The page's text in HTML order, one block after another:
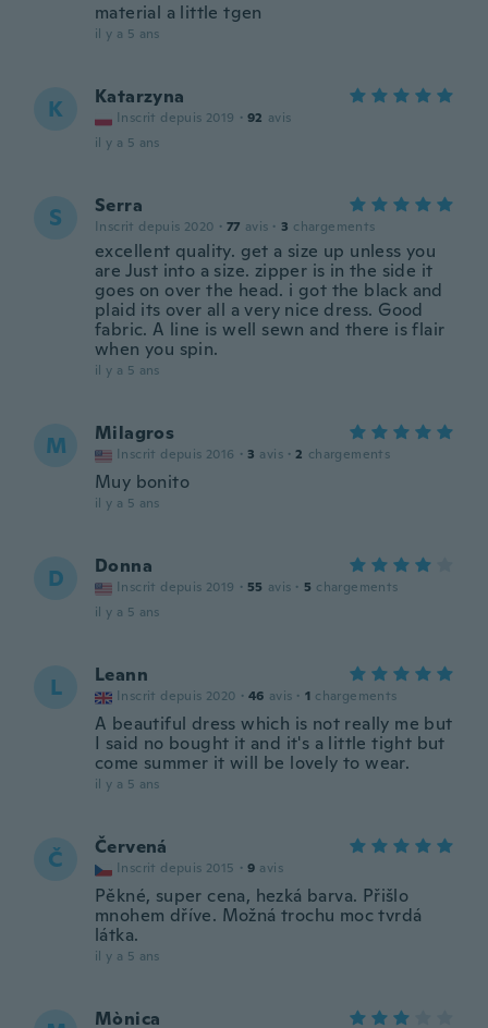
material a little tgen
il y a 5 ans
K Katarzyna
Inscrit depuis 2019 · 92 avis
il y a 5 ans
S Serra
Inscrit depuis 2020 · 77 avis · 3 chargements
excellent quality. get a size up unless you
are Just into a size. zipper is in the side it
goes on over the head. i got the black and
plaid its over all a very nice dress. Good
fabric. A line is well sewn and there is flair
when you spin.
il y a 5 ans
M Milagros
Inscrit depuis 2016 · 3 avis · 2 chargements
Muy bonito
il y a 5 ans
D Donna
Inscrit depuis 2019 · 55 avis · 5 chargements
il y a 5 ans
L Leann
Inscrit depuis 2020 · 46 avis · 1 chargements
A beautiful dress which is not really me but
I said no bought it and it's a little tight but
come summer it will be lovely to wear.
il y a 5 ans
Č Červená
Inscrit depuis 2015 · 9 avis
Pěkné, super cena, hezká barva. Přišlo
mnohem dříve. Možná trochu moc tvrdá
látka.
il y a 5 ans
Mònica